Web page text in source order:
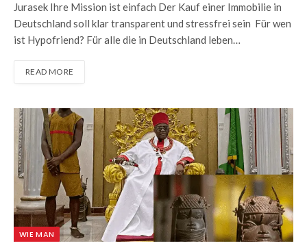
Jurasek Ihre Mission ist einfach Der Kauf einer Immobilie in
Deutschland soll klar transparent und stressfrei sein Für wen
ist Hypofriend? Für alle die in Deutschland leben…
READ MORE
WIE MAN